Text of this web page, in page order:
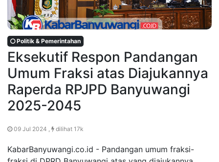
Politik & Pemerintahan
Eksekutif Respon Pandangan
Umum Fraksi atas Diajukannya
Raperda RPJPD Banyuwangi
2025-2045
09 Jul 2024 , dilihat 17k
KabarBanyuwangi.co.id - Pandangan umum fraksi-